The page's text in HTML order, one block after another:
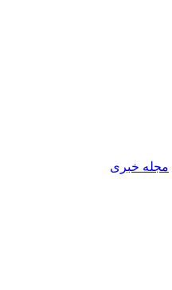
مجله خبری